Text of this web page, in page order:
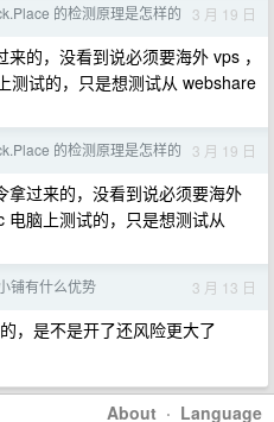
的检测原理是怎样的 3 月 19 日
的，没看到说必须要海外 vps ，
测试的，只是想测试从 webshare
的检测原理是怎样的 3 月 19 日
拿过来的，没看到说必须要海外
脑上测试的，只是想测试从
铺有什么优势 3 月 13 日
，是不是开了还风险更大了
About · Language